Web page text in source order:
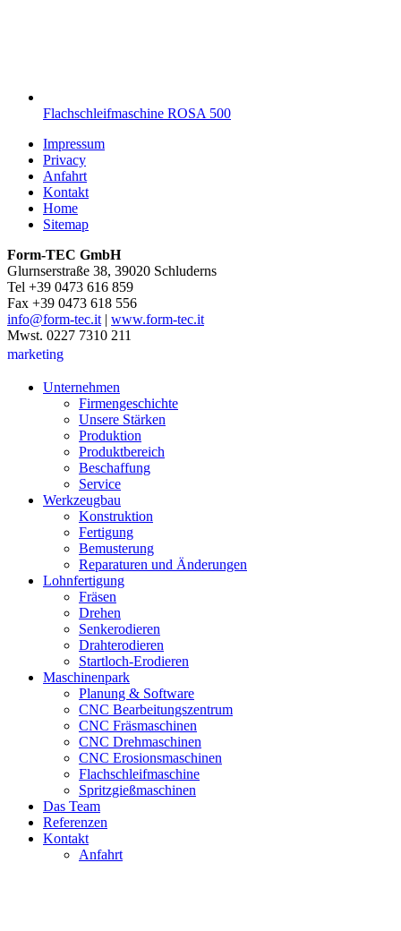
Flachschleifmaschine ROSA 500
Impressum
Privacy
Anfahrt
Kontakt
Home
Sitemap
Form-TEC GmbH
Glurnserstraße 38, 39020 Schluderns
Tel +39 0473 616 859
Fax +39 0473 618 556
info@form-tec.it| www.form-tec.it
Mwst. 0227 7310 211
marketing
Unternehmen
Firmengeschichte
Unsere Stärken
Produktion
Produktbereich
Beschaffung
Service
Werkzeugbau
Konstruktion
Fertigung
Bemusterung
Reparaturen und Änderungen
Lohnfertigung
Fräsen
Drehen
Senkerodieren
Drahterodieren
Startloch-Erodieren
Maschinenpark
Planung & Software
CNC Bearbeitungszentrum
CNC Fräsmaschinen
CNC Drehmaschinen
CNC Erosionsmaschinen
Flachschleifmaschine
Spritzgießmaschinen
Das Team
Referenzen
Kontakt
Anfahrt